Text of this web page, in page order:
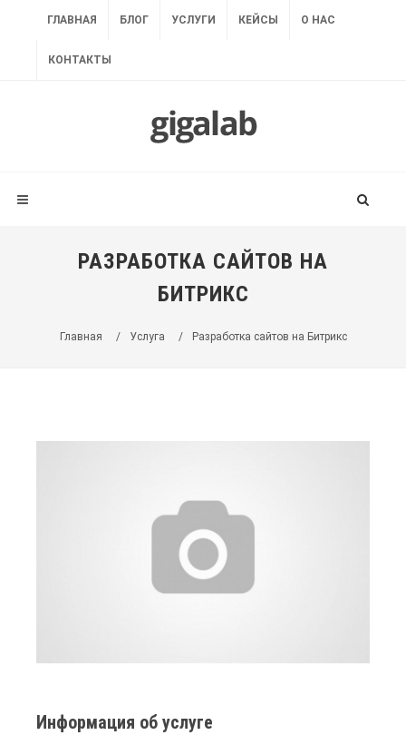
ГЛАВНАЯ БЛОГ УСЛУГИ КЕЙСЫ О НАС
КОНТАКТЫ
РАЗРАБОТКА САЙТОВ НА
БИТРИКС
Главная / Услуга / Разработка сайтов на Битрикс
Информация об услуге